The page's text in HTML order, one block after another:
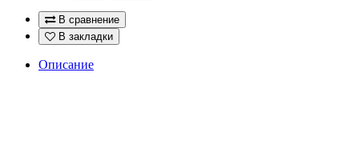
В сравнение
В закладки
Описание